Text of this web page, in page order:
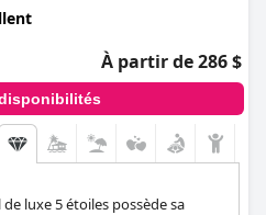
À partir de 286 $
luxe 5 étoiles possède sa